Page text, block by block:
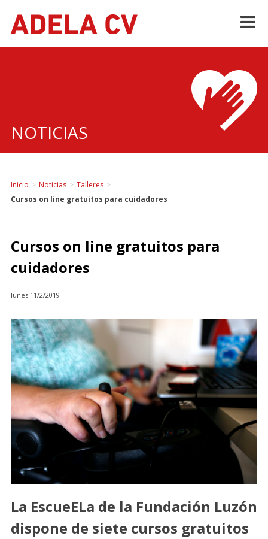
NOTICIAS
Inicio > Noticias > Talleres >
Cursos on line gratuitos para cuidadores
Cursos on line gratuitos para
cuidadores
lunes 11/2/2019
La EscueELa de la Fundación Luzón
dispone de siete cursos gratuitos